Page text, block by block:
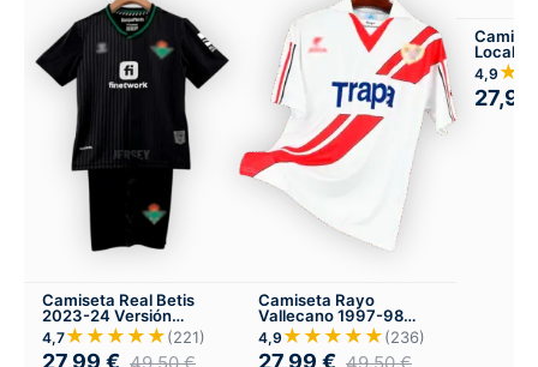
Camiseta Real Betis
2023-24 Versión
Infantil Tercera
4,7★★★★★(221)
27,99 €
Camiseta Rayo
Vallecano 1997-98
Local
4,9 ★★★★★(236)
27,99 €
Local
4,9
27,99